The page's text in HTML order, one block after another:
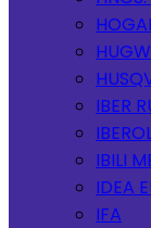
IBER
IBILI
IDEA
IFA